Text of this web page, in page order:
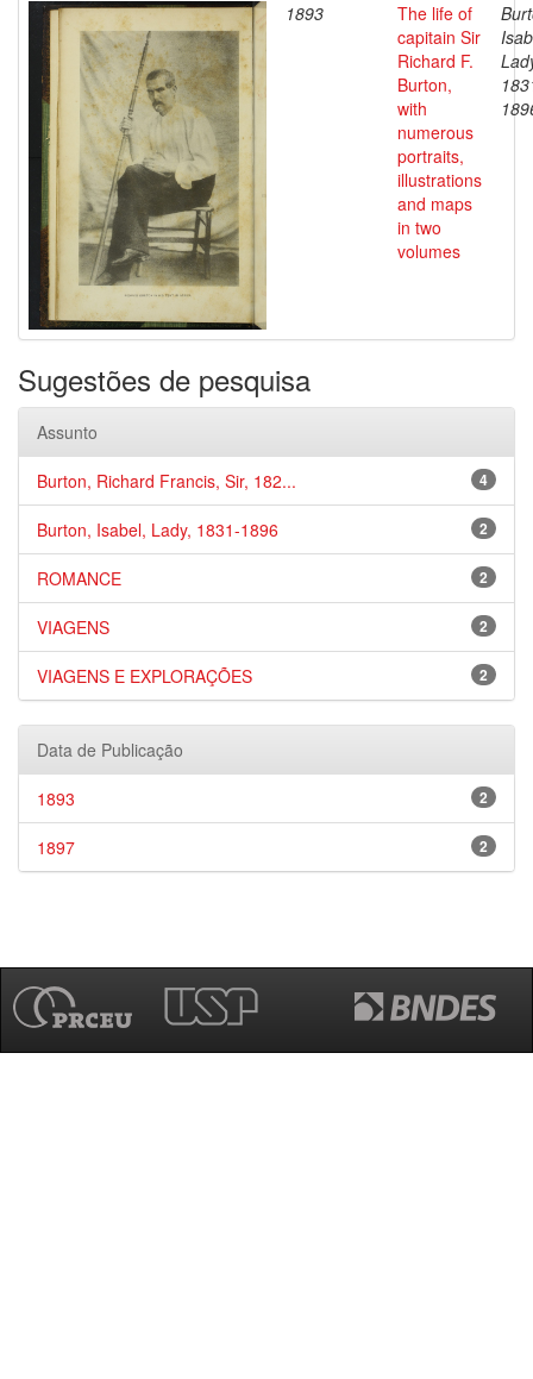
1893
The life of
capitain Sir
Richard F.
Burton,
with
numerous
portraits,
illustrations
and maps
in two
volumes
Sugestões de pesquisa
Assunto
4
Burton, Richard Francis, Sir, 182...
2
Burton, Isabel, Lady, 1831-1896
2
ROMANCE
2
VIAGENS
2
VIAGENS E EXPLORAÇÕES
Data de Publicação
2
1893
2
1897